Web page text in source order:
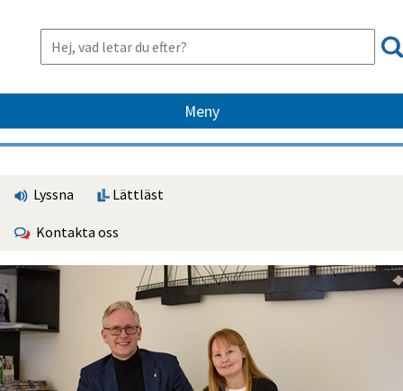
Meny
Lyssna Lättläst
Kontakta oss